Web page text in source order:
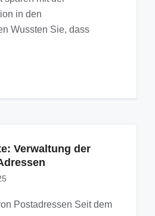
in den
Wussten Sie, dass
Verwaltung der
Postadressen Seit dem